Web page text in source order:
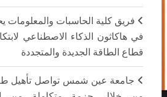
فريق كلية الحاسبات والمعلومات
في هاكاثون الذكاء الاصطناعي
قطاع الطاقة الجديدة والمتجددة
جامعة عين شمس تواصل تأهيل